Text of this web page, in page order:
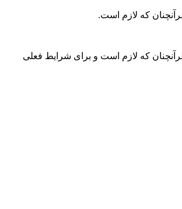
که لازم است.
که لازم است و برای شرایط فعلی